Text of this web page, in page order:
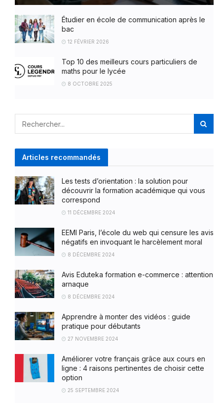
Étudier en école de communication après le
bac
12 FÉVRIER 2026
Top 10 des meilleurs cours particuliers de
maths pour le lycée
8 OCTOBRE 2025
Articles recommandés
Les tests d’orientation : la solution pour
découvrir la formation académique qui vous
correspond
11 DÉCEMBRE 2024
EEMI Paris, l’école du web qui censure les avis
négatifs en invoquant le harcèlement moral
8 DÉCEMBRE 2024
Avis Eduteka formation e-commerce : attention
arnaque
8 DÉCEMBRE 2024
Apprendre à monter des vidéos : guide
pratique pour débutants
27 NOVEMBRE 2024
Améliorer votre français grâce aux cours en
ligne : 4 raisons pertinentes de choisir cette
option
25 SEPTEMBRE 2024